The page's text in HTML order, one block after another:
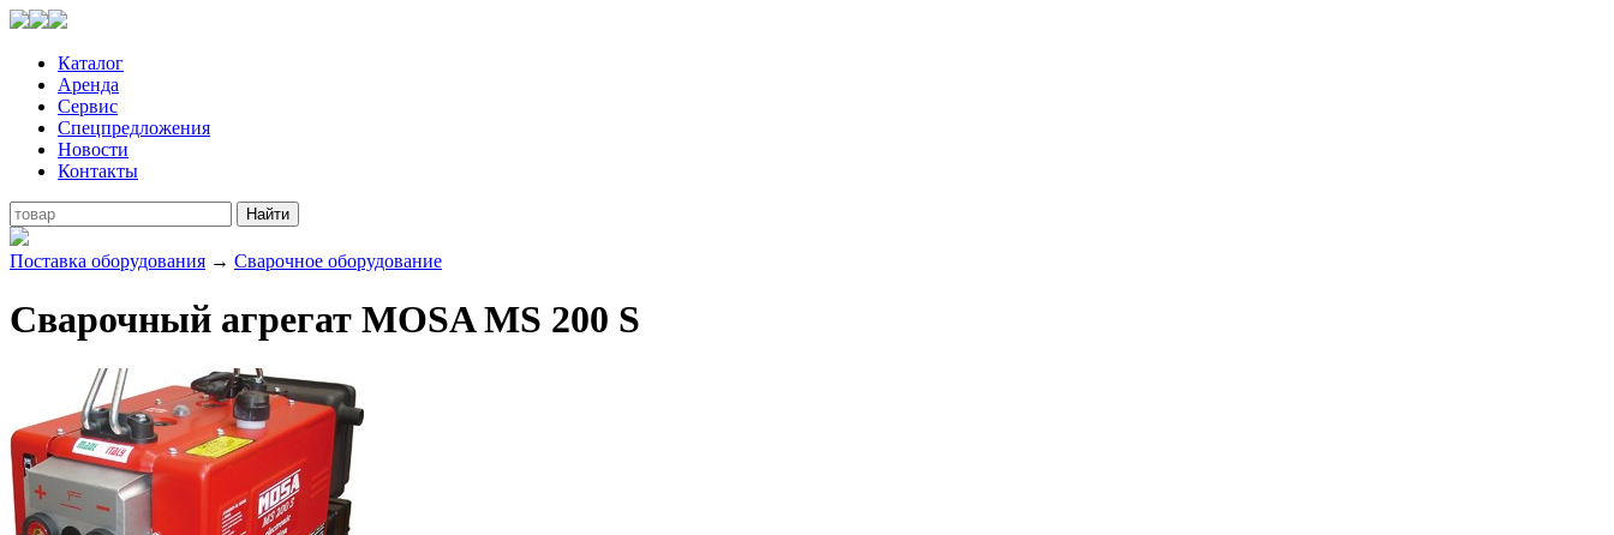
Каталог
Аренда
Сервис
Спецпредложения
Новости
Контакты
Поставка оборудования → Сварочное оборудование
Сварочный агрегат MOSA MS 200 S